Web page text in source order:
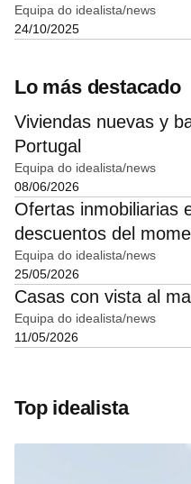
Equipa do idealista/news
24/10/2025
Lo más destacado
Viviendas nuevas y
Portugal
Equipa do idealista/news
08/06/2026
Ofertas inmobiliarias
descuentos del
Equipa do idealista/news
25/05/2026
Casas con vista al
Equipa do idealista/news
11/05/2026
Top idealista